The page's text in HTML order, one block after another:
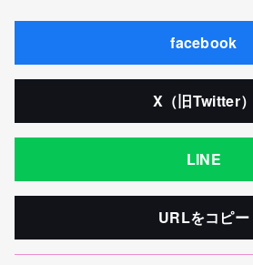
facebook
X（旧Twitter）
LINE
URLをコピー